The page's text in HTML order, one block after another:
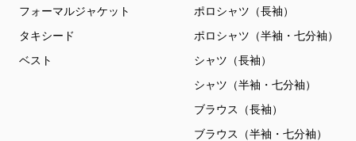
フォーマルジャケット
タキシード
ベスト
ポロシャツ（長袖）
ポロシャツ（半袖・七分袖）
シャツ（長袖）
シャツ（半袖・七分袖）
ブラウス（長袖）
ブラウス（半袖・七分袖）